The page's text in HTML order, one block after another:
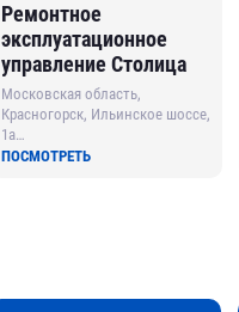
Ремонтное
эксплуатационное
управление Столица
Московская область,
Красногорск, Ильинское шоссе,
1а
Метро: Мякинино
ПОСМОТРЕТЬ